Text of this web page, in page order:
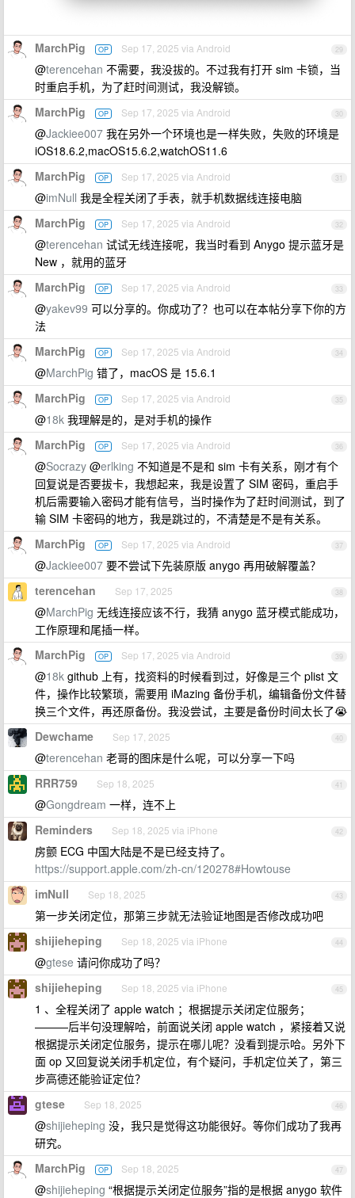
29
MarchPig OP Sep 17, 2025 via Android
@terencehan 不需要，我没拔的。不过我有打开 sim 卡锁，当
时重启手机，为了赶时间测试，我没解锁。
30
MarchPig OP Sep 17, 2025 via Android
@Jackiee007 我在另外一个环境也是一样失败，失败的环境是
iOS18.6.2,macOS15.6.2,watchOS11.6
31
MarchPig OP Sep 17, 2025 via Android
@imNull 我是全程关闭了手表，就手机数据线连接电脑
32
MarchPig OP Sep 17, 2025 via Android
@terencehan 试试无线连接呢，我当时看到 Anygo 提示蓝牙是
New ，就用的蓝牙
33
MarchPig OP Sep 17, 2025 via Android
@yakev99 可以分享的。你成功了？也可以在本帖分享下你的方
法
34
MarchPig OP Sep 17, 2025 via Android
@MarchPig 错了，macOS 是 15.6.1
35
MarchPig OP Sep 17, 2025 via Android
@18k 我理解是的，是对手机的操作
36
MarchPig OP Sep 17, 2025 via Android
@Socrazy @erlking 不知道是不是和 sim 卡有关系，刚才有个
回复说是否要拔卡，我想起来，我是设置了 SIM 密码，重启手
机后需要输入密码才能有信号，当时操作为了赶时间测试，到了
输 SIM 卡密码的地方，我是跳过的，不清楚是不是有关系。
37
MarchPig OP Sep 17, 2025 via Android
@Jackiee007 要不尝试下先装原版 anygo 再用破解覆盖？
38
terencehan Sep 17, 2025
@MarchPig 无线连接应该不行，我猜 anygo 蓝牙模式能成功，
工作原理和尾插一样。
39
MarchPig OP Sep 17, 2025 via Android
@18k github 上有，找资料的时候看到过，好像是三个 plist 文
件，操作比较繁琐，需要用 iMazing 备份手机，编辑备份文件替
换三个文件，再还原备份。我没尝试，主要是备份时间太长了😭
40
Dewchame Sep 17, 2025
@terencehan 老哥的图床是什么呢，可以分享一下吗
41
RRR759 Sep 18, 2025
@Gongdream 一样，连不上
42
Reminders Sep 18, 2025 via iPhone
房颤 ECG 中国大陆是不是已经支持了。
https://support.apple.com/zh-cn/120278#Howtouse
43
imNull Sep 18, 2025
第一步关闭定位，那第三步就无法验证地图是否修改成功吧
44
shijieheping Sep 18, 2025 via iPhone
@gtese 请问你成功了吗？
45
shijieheping Sep 18, 2025 via iPhone
1 、全程关闭了 apple watch ；根据提示关闭定位服务；
———后半句没理解哈，前面说关闭 apple watch ，紧接着又说
根据提示关闭定位服务，提示在哪儿呢？没看到提示哈。另外下
面 op 又回复说关闭手机定位，有个疑问，手机定位关了，第三
步高德还能验证定位？
46
gtese Sep 18, 2025
@shijieheping 没，我只是觉得这功能很好。等你们成功了我再
研究。
47
MarchPig OP Sep 18, 2025
@shijieheping “根据提示关闭定位服务”指的是根据 anygo 软件